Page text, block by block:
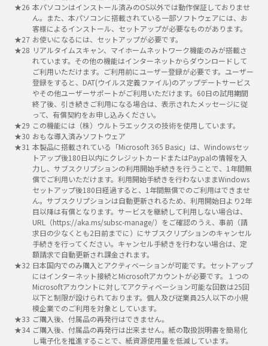
本パソコンはインストール済みのOS以外では動作保証しておりませ
ん。また、本パソコンに搭載されている一部ソフトウェアには、お
客様によるインストール、セットアップが必要なものがあります。
お使いになるには、セットアップが必要です。
リアルタイムスキャン、マイホームネットワーク機能のみが搭載さ
れています。その他の機能はインターネットからダウンロードして
ご利用いただけます。ご利用前にユーザー登録が必要です。ユーザー
登録をすると、DAT(ウイルス定義ファイル)のアップデートサービス
やその他ユーザーサポートがご利用いただけます。60日の試用期間
終了後、引き続きご利用になる場合は、表示されたメッセージに従
って、有償契約をお申し込みください。
この機能には（株）ウルトラエックスの技術を使用しています。
おもな導入済みソフトウェア
本製品に搭載されている「Microsoft 365 Basic」は、Windowsセッ
トアップ後180日以内にクレジットカードまたはPaypalの情報を入
力し、サブスクリプションの利用開始手続きを行うことで、1年間無
償でご利用いただけます。利用開始手続きを行わないままWindows
セットアップ後180日経過すると、1年間無償でのご利用はできませ
ん。サブスクリプションは自動更新されるため、利用開始日より2年
目以降は有償となります。サービスを継続して利用しない場合は、
URL（https://aka.ms/subsc-manage/）をご確認のうえ、事前（請
求日の少なくとも2日前までに）にサブスクリプションのキャンセル
手続きを行ってください。キャンセル手続きを行わない場合は、定
額請求で自動更新され課金されます。
日本国内でのみ購入とアクティベーションが可能です。セットアップ
にはインターネット接続とMicrosoftアカウントが必要です。１つの
Microsoftアカウントに対してアクティベーション可能な回数は25回
以下と制限が設けられております。個人及び従業員25人以下の小規
模企業でのご利用を対象としています。
ご購入後、付属品の再発行はできません。
ご購入後、付属品の再発行は出来ません。紙の取扱説明書を簡易化
し電子化を推進することで、紙資源使用量を低減しています。